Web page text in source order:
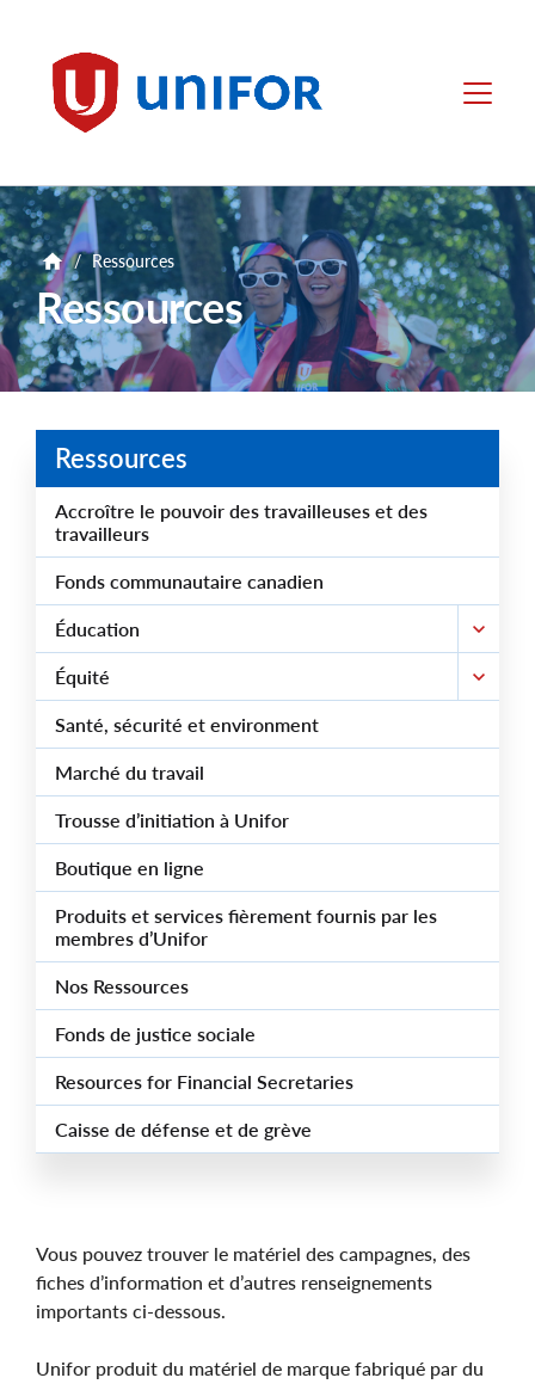
Unifor Menu
/ Ressources
Ressources
Ressources
Accroître le pouvoir des travailleuses et des
travailleurs
Fonds communautaire canadien
Éducation
Équité
Santé, sécurité et environment
Marché du travail
Trousse d’initiation à Unifor
Boutique en ligne
Produits et services fièrement fournis par les
membres d’Unifor
Nos Ressources
Fonds de justice sociale
Resources for Financial Secretaries
Caisse de défense et de grève
Vous pouvez trouver le matériel des campagnes, des
fiches d’information et d’autres renseignements
importants ci-dessous.
Unifor produit du matériel de marque fabriqué par du